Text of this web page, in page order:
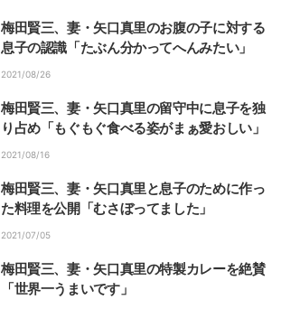
梅田賢三、妻・矢口真里のお腹の子に対する
息子の認識「たぶん分かってへんみたい」
2021/08/26
梅田賢三、妻・矢口真里の留守中に息子を独
り占め「もぐもぐ食べる姿がまぁ愛おしい」
2021/08/16
梅田賢三、妻・矢口真里と息子のために作っ
た料理を公開「むさぼってました」
2021/07/05
梅田賢三、妻・矢口真里の特製カレーを絶賛
「世界一うまいです」